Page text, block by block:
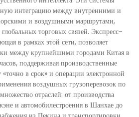
интеграцию между внутренними и
и воздушными маршрутами,
торговых связей. Экспресс-
в рамках этой сети, позволяет
между крупнейшими городами Китая в
поддерживая производственные
в срок» и операции электронной
воздушных грузоперевозок по
отраслей: от производства
и автомобилестроения в Шанхае до